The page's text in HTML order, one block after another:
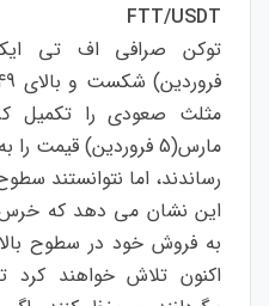
FTT/USDT
رساندند، اما نتوانستند
این نشان می دهد که خرس
به فروش خود در سطوح